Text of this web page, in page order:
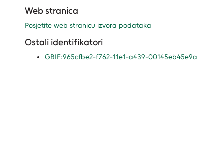
Web stranica
Posjetite web stranicu izvora podataka
Ostali identifikatori
GBIF:965cfbe2-f762-11e1-a439-00145eb45e9a